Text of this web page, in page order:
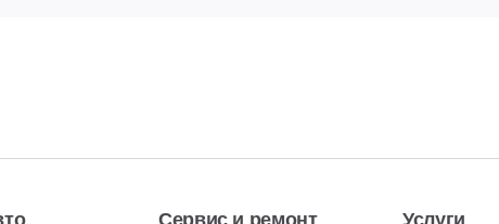
Сервис и ремонт Услуги